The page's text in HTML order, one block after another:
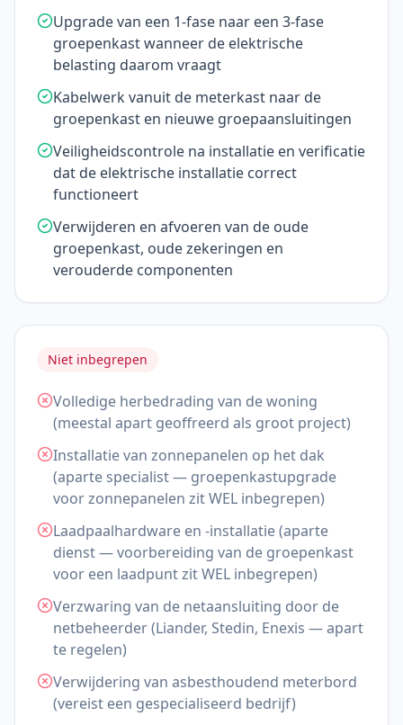
Upgrade van een 1-fase naar een 3-fase
groepenkast wanneer de elektrische
belasting daarom vraagt
Kabelwerk vanuit de meterkast naar de
groepenkast en nieuwe groepaansluitingen
Veiligheidscontrole na installatie en verificatie
dat de elektrische installatie correct
functioneert
Verwijderen en afvoeren van de oude
groepenkast, oude zekeringen en
verouderde componenten
Niet inbegrepen
Volledige herbedrading van de woning
(meestal apart geoffreerd als groot project)
Installatie van zonnepanelen op het dak
(aparte specialist — groepenkastupgrade
voor zonnepanelen zit WEL inbegrepen)
Laadpaalhardware en -installatie (aparte
dienst — voorbereiding van de groepenkast
voor een laadpunt zit WEL inbegrepen)
Verzwaring van de netaansluiting door de
netbeheerder (Liander, Stedin, Enexis — apart
te regelen)
Verwijdering van asbesthoudend meterbord
(vereist een gespecialiseerd bedrijf)